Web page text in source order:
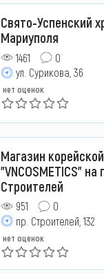
Свято-Успенский
Мариуполя
1461
0
ул. Сурикова, 36
нет оценок
Магазин
"VNCOSMETICS" на
Строителей
951
0
пр. Строителей, 132
нет оценок